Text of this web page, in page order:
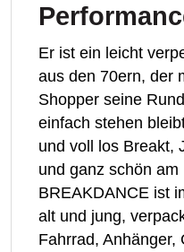
Er ist ein leicht
aus den 70ern, der
Shopper seine
einfach stehen
und voll los Breakt,
und ganz schön am
BREAKDANCE ist
alt und jung,
Fahrrad, Anhänger,